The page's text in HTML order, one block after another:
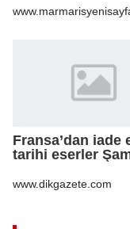
anız küle döndü
Fransa’dan iade
tarihi eserler
www.dikgazete.com